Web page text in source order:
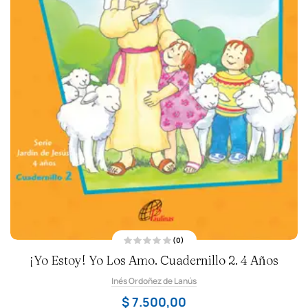
a
l
r
a
d
o
(0)
¡Yo Estoy! Yo Los Amo. Cuadernillo 2. 4 Años
Inés Ordoñez de Lanús
$7.500,00